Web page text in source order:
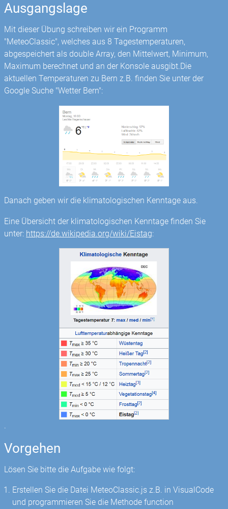
Ausgangslage
Mit dieser Übung schreiben wir ein Programm
"MeteoClassic", welches aus 8 Tagestemperaturen,
abgespeichert als double Array, den Mittelwert, Minimum,
Maximum berechnet und an der Konsole ausgibt.Die
aktuellen Temperaturen zu Bern z.B. finden Sie unter der
Google Suche "Wetter Bern":
Danach geben wir die klimatologischen Kenntage aus.
Eine Übersicht der klimatologischen Kenntage finden Sie
unter: https://de.wikipedia.org/wiki/Eistag:
.
Vorgehen
Lösen Sie bitte die Aufgabe wie folgt:
Erstellen Sie die Datei MeteoClassic.js z.B. in VisualCode
und programmieren Sie die Methode function